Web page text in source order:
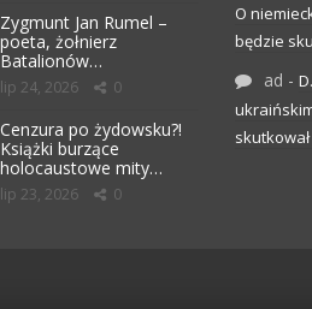
Zygmunt Jan Rumel –
poeta, żołnierz
Batalionów…
lip 24, 2026 0
Cenzura po żydowsku?!
Książki burzące
holocaustowe mity…
lip 23, 2026 0
O
będzie
ad -